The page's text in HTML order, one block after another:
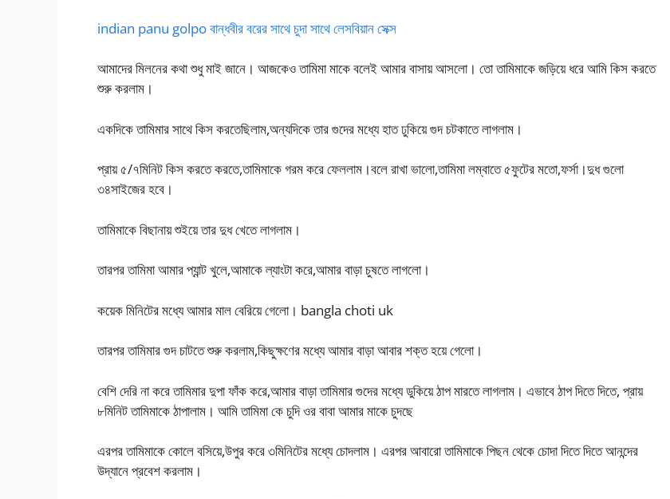
indian panu golpo বান্ধবীর বরের সাথে চুদা সাথে লেসবিয়ান সেক্স
আমাদের মিলনের কথা শুধু মাই জানে। আজকেও তামিমা মাকে বলেই আমার বাসায় আসলো। তো তামিমাকে জড়িয়ে ধরে আমি কিস করতে
শুরু করলাম।
একদিকে তামিমার সাথে কিস করতেছিলাম,অন্যদিকে তার গুদের মধ্যে হাত ঢুকিয়ে গুদ চটকাতে লাগলাম।
প্রায় ৫/৭মিনিট কিস করতে করতে,তামিমাকে গরম করে ফেললাম।বলে রাখা ভালো,তামিমা লম্বাতে ৫ফুটের মতো,ফর্সা।দুধ গুলো
৩৪সাইজের হবে।
তামিমাকে বিছানায় শুইয়ে তার দুধ খেতে লাগলাম।
তারপর তামিমা আমার প্যান্ট খুলে,আমাকে ল্যাংটা করে,আমার বাড়া চুষতে লাগলো।
কয়েক মিনিটের মধ্যে আমার মাল বেরিয়ে গেলো। bangla choti uk
তারপর তামিমার গুদ চাটতে শুরু করলাম,কিছুক্ষণের মধ্যে আমার বাড়া আবার শক্ত হয়ে গেলো।
বেশি দেরি না করে তামিমার দুপা ফাঁক করে,আমার বাড়া তামিমার গুদের মধ্যে ডুকিয়ে ঠাপ মারতে লাগলাম। এভাবে ঠাপ দিতে দিতে, প্রায়
৮মিনিট তামিমাকে ঠাপালাম। আমি তামিমা কে চুদি ওর বাবা আমার মাকে চুদছে
এরপর তামিমাকে কোলে বসিয়ে,উপুর করে ৩মিনিটের মধ্যে চোদলাম। এরপর আবারো তামিমাকে পিছন থেকে চোদা দিতে দিতে আনন্দের
উদ্যানে প্রবেশ করলাম।